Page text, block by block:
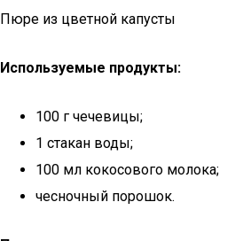
Пюре из цветной капусты
Используемые продукты:
100 г чечевицы;
1 стакан воды;
100 мл кокосового молока;
чесночный порошок.